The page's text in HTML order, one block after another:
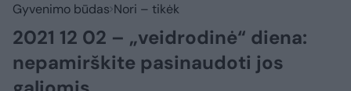
Gyvenimo būdas Nori – tikėk
2021 12 02 – „veidrodinė“ diena:
nepamirškite pasinaudoti jos